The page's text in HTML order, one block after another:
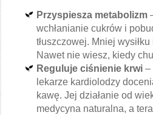
Przyspiesza metabolizm
wchłanianie cukrów i
tłuszczowej. Mniej
Nawet nie wiesz, kiedy
Reguluje ciśnienie krwi –
lekarze kardiolodzy
kawę. Jej działanie od
medycyna naturalna, a